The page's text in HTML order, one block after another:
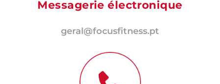
Messagerie électronique
geral@focusfitness.pt